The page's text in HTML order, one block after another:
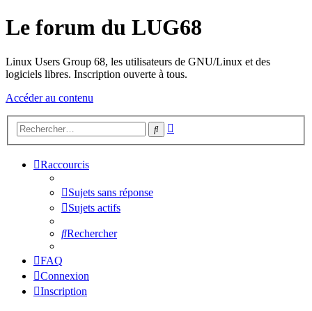
Le forum du LUG68
Linux Users Group 68, les utilisateurs de GNU/Linux et des
logiciels libres. Inscription ouverte à tous.
Accéder au contenu
Rechercher
Raccourcis
Sujets sans réponse
Sujets actifs
Rechercher
FAQ
Connexion
Inscription